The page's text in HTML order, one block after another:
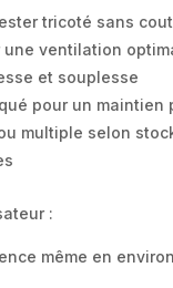
tricoté sans
une ventilation
et souplesse
pour un maintien
multiple selon
:
même en